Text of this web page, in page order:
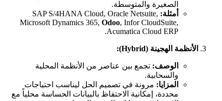
الصغيرة والمتوسطة.
أمثلة: SAP S/4HANA Cloud, Oracle Netsuite,
Microsoft Dynamics 365,Odoo , Infor CloudSuite,
Acumatica Cloud ERP.
الأنظمة الهجينة (Hybrid):
الوصف:تجمع بين عناصر من الأنظمة المحلية
والسحابية.
المزايا:مرونة في تصميم الحل ليناسب احتياجات
محددة، إمكانية الاحتفاظ بالبيانات الحساسة محلياً مع